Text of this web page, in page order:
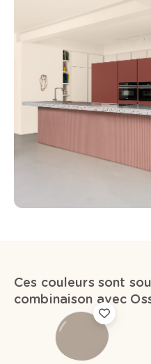
Ces couleurs sont
combinaison avec